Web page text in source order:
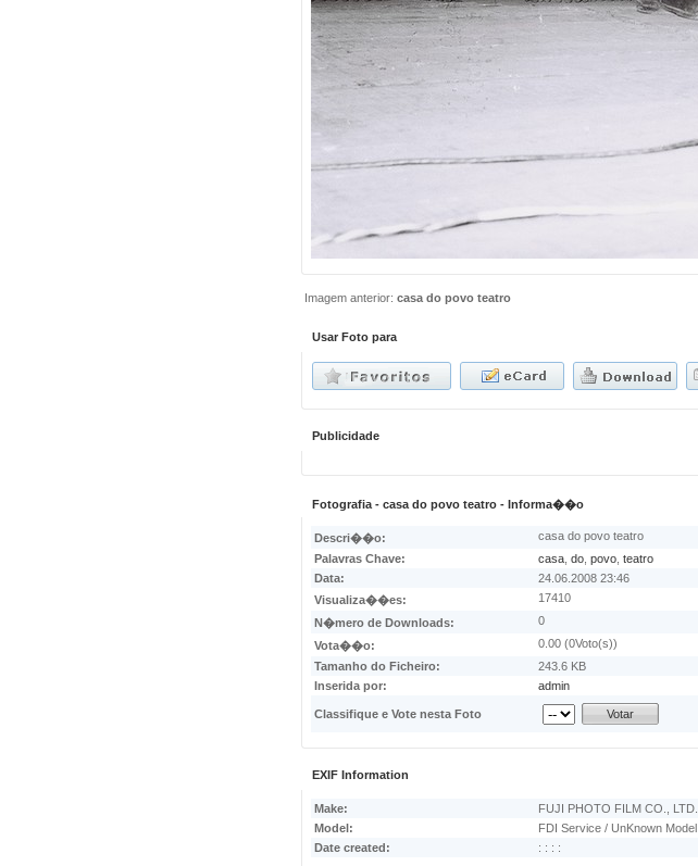
Imagem anterior:casa do povo teatro
Usar Foto para
Publicidade
Fotografia - casa do povo teatro - Informa��o
Descri��o:
casa do povo teatro
Palavras Chave:
casa ,do ,povo ,teatro
Data:
24.06.2008 23:46
Visualiza��es:
17410
N�mero de Downloads:
0
Vota��o:
0.00 (0Voto(s))
Tamanho do Ficheiro:
243.6 KB
Inserida por:
admin
Classifique e Vote nesta Foto
EXIF Information
Make:
FUJI PHOTO FILM CO., LTD.
Model:
FDI Service / UnKnown Model
Date created:
: : : :